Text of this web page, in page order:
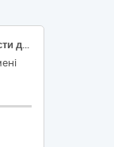
ДК 021-2015 (CPV) – 31150000-2 - Баласти для розрядних ламп чи трубок (Джерело безперебійного живлення)